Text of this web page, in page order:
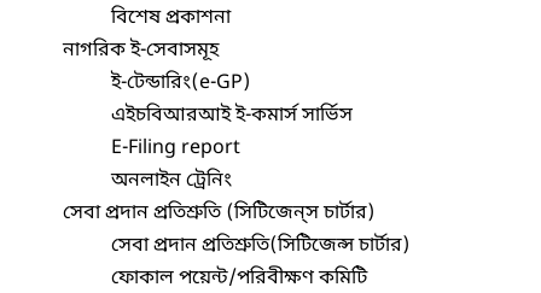
বিশেষ প্রকাশনা
নাগরিক ই-সেবাসমূহ
ই-টেন্ডারিং(e-GP)
এইচবিআরআই ই-কমার্স সার্ভিস
E-Filing report
অনলাইন ট্রেনিং
সেবা প্রদান প্রতিশ্রুতি (সিটিজেন্‌স চার্টার)
সেবা প্রদান প্রতিশ্রুতি(সিটিজেন্স চার্টার)
ফোকাল পয়েন্ট/পরিবীক্ষণ কমিটি